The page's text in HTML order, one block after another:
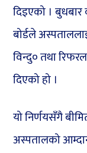
दिइएको ।
बोर्डले
विन्दु० तथा
दिएको हो ।
यो निर्णयसँगै
अस्पतालको